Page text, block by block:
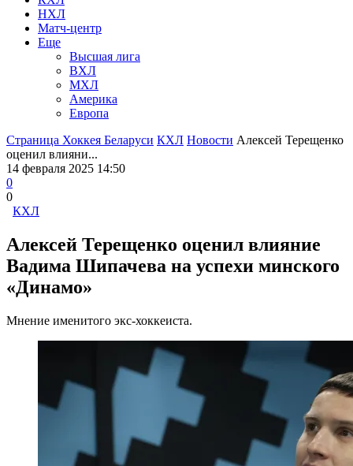
НХЛ
Матч-центр
Еще
Высшая лига
ВХЛ
МХЛ
Америка
Европа
Страница Хоккея Беларуси КХЛ Новости Алексей Терещенко
оценил влияни...
14 февраля 2025 14:50
0
0
КХЛ
Алексей Терещенко оценил влияние
Вадима Шипачева на успехи минского
«Динамо»
Мнение именитого экс-хоккеиста.